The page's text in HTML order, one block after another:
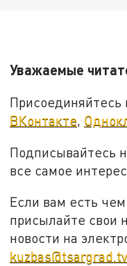
Уважаемые
Присоединяйтесь
ВКонтакте,
Подписывайтесь
все самое
Если вам есть
присылайте свои
новости на
kuzbas@tsargrad.tv